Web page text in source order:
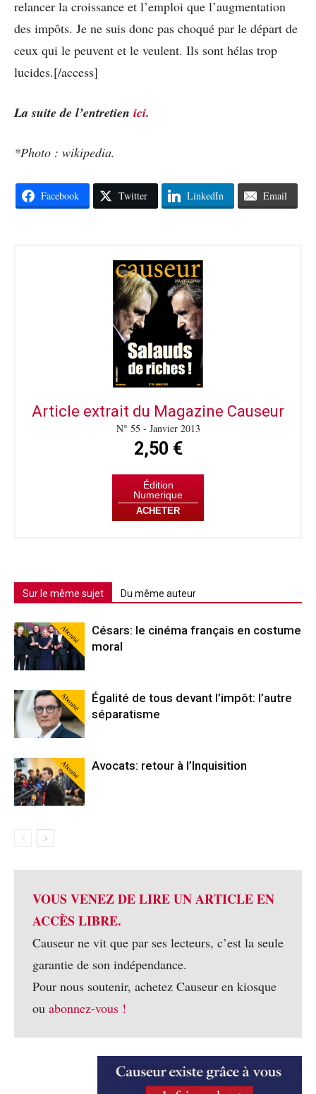
relancer la croissance et l’emploi que l’augmentation
des impôts. Je ne suis donc pas choqué par le départ de
ceux qui le peuvent et le veulent. Ils sont hélas trop
lucides.[/access]
La suite de l’entretien ici.
*Photo : wikipedia.
Facebook Twitter LinkedIn Email
Article extrait du Magazine Causeur
N° 55 - Janvier 2013
2,50 €
Édition
Numerique
ACHETER
Sur le même sujet Du même auteur
Abonné
Césars: le cinéma français en costume
moral
Abonné
Égalité de tous devant l’impôt: l’autre
séparatisme
Abonné Avocats: retour à l’Inquisition
VOUS VENEZ DE LIRE UN ARTICLE EN
ACCÈS LIBRE.
Causeur ne vit que par ses lecteurs, c’est la seule
garantie de son indépendance.
Pour nous soutenir, achetez Causeur en kiosque
ou abonnez-vous !